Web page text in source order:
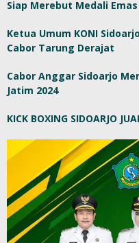
Siap Merebut Medali
Ketua Umum KONI
Cabor Tarung Derajat
Cabor Anggar Sidoarjo
Jatim 2024
KICK BOXING SIDOARJO